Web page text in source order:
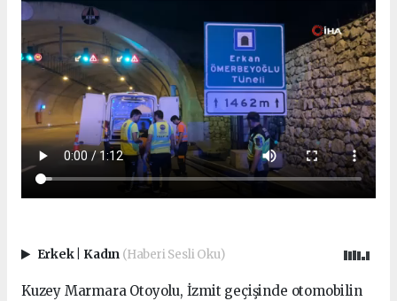
Erkek Kadın (Haberi Sesli Oku)
Kuzey Marmara Otoyolu, İzmit geçişinde otomobilin